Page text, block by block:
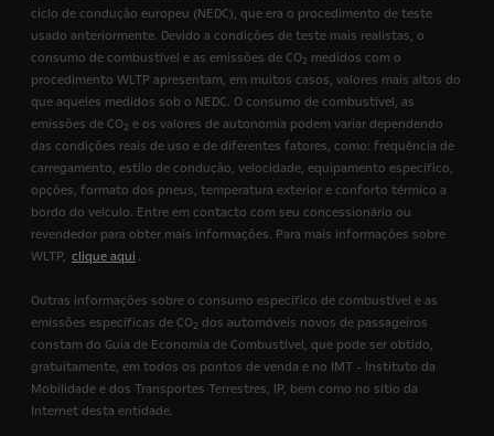
ciclo de condução europeu (NEDC), que era o procedimento de teste
usado anteriormente. Devido a condições de teste mais realistas, o
consumo de combustível e as emissões de CO2 medidos com o
procedimento WLTP apresentam, em muitos casos, valores mais altos do
que aqueles medidos sob o NEDC. O consumo de combustível, as
emissões de CO2 e os valores de autonomia podem variar dependendo
das condições reais de uso e de diferentes fatores, como: frequência de
carregamento, estilo de condução, velocidade, equipamento específico,
opções, formato dos pneus, temperatura exterior e conforto térmico a
bordo do veículo. Entre em contacto com seu concessionário ou
revendedor para obter mais informações. Para mais informações sobre
WLTP, clique aqui .
Outras informações sobre o consumo específico de combustível e as
emissões específicas de CO2 dos automóveis novos de passageiros
constam do Guia de Economia de Combustível, que pode ser obtido,
gratuitamente, em todos os pontos de venda e no IMT - Instituto da
Mobilidade e dos Transportes Terrestres, IP, bem como no sítio da
Internet desta entidade.